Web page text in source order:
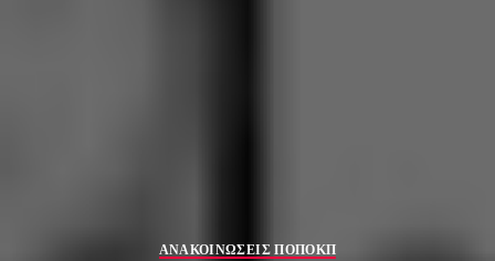
ΑΝΑΚΟΙΝΩΣΕΙΣ ΠΟΠΟΚΠ